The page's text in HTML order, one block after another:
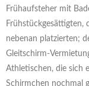
Frühaufsteher mit
Frühstückgesättigten,
nebenan platzierten;
Gleitschirm-
Athletischen, die sich
Schirmchen nochmal